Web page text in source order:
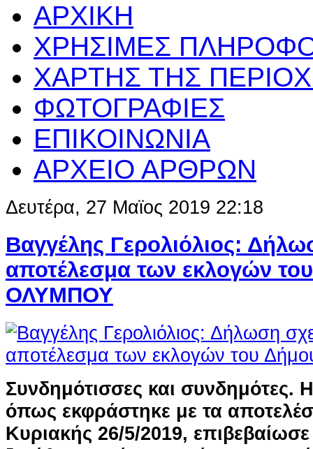
ΑΡΧΙΚΗ
ΧΡΗΣΙΜΕΣ
ΧΑΡΤΗΣ ΤΗΣ
ΦΩΤΟΓΡΑΦΙΕΣ
ΕΠΙΚΟΙΝΩΝΙΑ
ΑΡΧΕΙΟ ΑΡΘΡΩΝ
Δευτέρα, 27 Μαϊος 2019 22:18
Βαγγέλης Γερολιόλιος:
αποτέλεσμα των εκλογών
ΟΛΥΜΠΟΥ
Συνδημότισσες και συνδημότες.
όπως εκφράστηκε με τα
Κυριακής 26/5/2019,